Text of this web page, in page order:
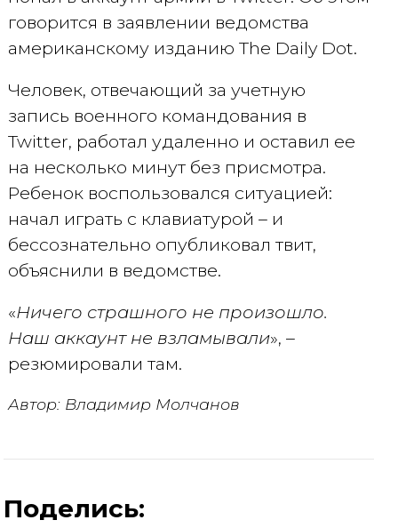
говорится в заявлении ведомства
американскому изданию The Daily Dot.
Человек, отвечающий за учетную
запись военного командования в
Twitter, работал удаленно и оставил ее
на несколько минут без присмотра.
Ребенок воспользовался ситуацией:
начал играть с клавиатурой – и
бессознательно опубликовал твит,
объяснили в ведомстве.
«Ничего страшного не произошло.
Наш аккаунт не взламывали», –
резюмировали там.
Автор: Владимир Молчанов
Поделись: